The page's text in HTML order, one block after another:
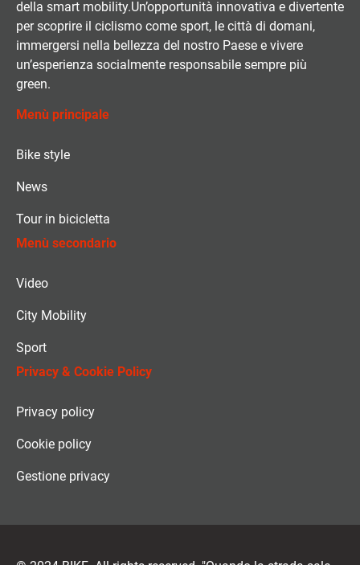
della smart mobility.Un’opportunità innovativa e divertente
per scoprire il ciclismo come sport, le città di domani,
immergersi nella bellezza del nostro Paese e vivere
un’esperienza socialmente responsabile sempre più
green.
Menù principale
Bike style
News
Tour in bicicletta
Menù secondario
Video
City Mobility
Sport
Privacy & Cookie Policy
Privacy policy
Cookie policy
Gestione privacy